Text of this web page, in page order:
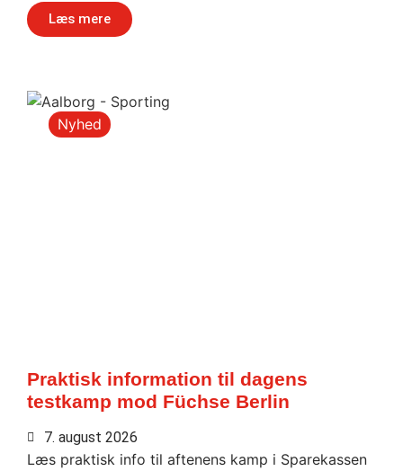
Læs mere
Nyhed
Praktisk information til dagens
testkamp mod Füchse Berlin
7. august 2026
Læs praktisk info til aftenens kamp i Sparekassen